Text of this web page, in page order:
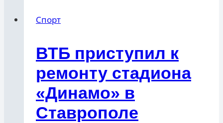
Спорт
ВТБ приступил к
ремонту стадиона
«Динамо» в
Ставрополе